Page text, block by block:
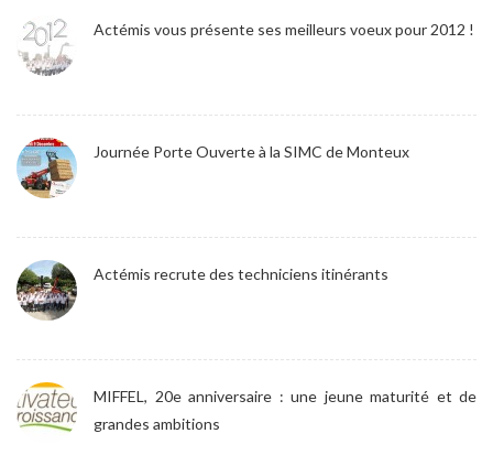
Actémis vous présente ses meilleurs voeux pour 2012 !
Journée Porte Ouverte à la SIMC de Monteux
Actémis recrute des techniciens itinérants
MIFFEL, 20e anniversaire : une jeune maturité et de
grandes ambitions